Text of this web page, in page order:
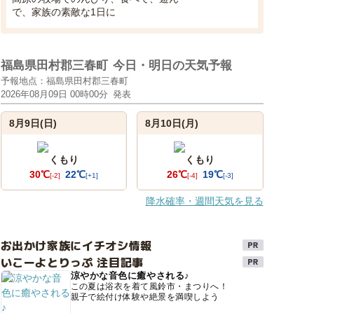
で、家族の素敵な1日に
福島県田村郡三春町 今日・明日の天気予報
予報地点：福島県田村郡三春町
2026年08月09日 00時00分 発表
8月9日(日)
くもり
30℃[-2] 22℃[+1]
8月10日(月)
くもり
26℃[-4] 19℃[-3]
降水確率・週間天気を見る
お出かけ家族にイチオシ情報
いこーよとりっぷ 注目記事
涼やかな音色に癒やされる♪
この夏は浴衣を着て風鈴市・まつりへ！
親子で絵付け体験や絶景を満喫しよう